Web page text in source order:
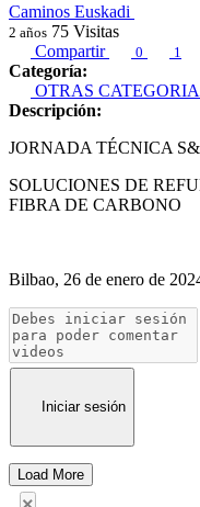
Caminos Euskadi
2 años 75 Visitas
Compartir
0 1
Categoría:
OTRAS
Descripción:
JORNADA TÉCNICA
SOLUCIONES DE
FIBRA DE CARBONO
Bilbao, 26 de enero de
Iniciar sesión
Load More